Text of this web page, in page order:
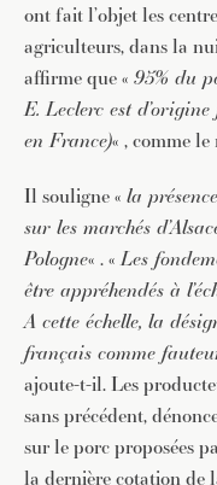
ont fait l’objet les
agriculteurs, dans la
affirme que « 95% du
E. Leclerc est
en France)« , comme
Il souligne « la
sur les marchés
Pologne« . «Les
être appréhendés à
A cette échelle, la
français comme
ajoute-t-il. Les
sans précédent,
sur le porc proposées
la dernière cotation de